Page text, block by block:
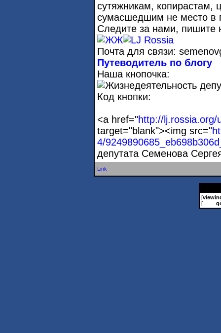
сутяжникам, копирастам,
сумасшедшим не место в
Следите за нами, пишите
Почта для связи:
Путеводитель по блогу
Наша кнопочка:
Код кнопки:
<a href="http://lj.rossia.org/
target="blank"><img src="
4/
депутата Семенова
Link
[
[